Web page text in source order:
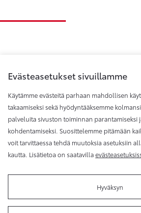
Toyota Helsinki
Käyttöehdot Evästeasetukset
Evästeasetukset sivuillamme
Käytämme evästeitä parhaan mahdollisen
takaamiseksi sekä hyödyntääksemme
palveluita sivuston toiminnan parantamiseksi
kohdentamiseksi. Suosittelemme pitämään
voit tarvittaessa tehdä muutoksia asetuksiin
kautta. Lisätietoa on saatavilla
Hyväksyn